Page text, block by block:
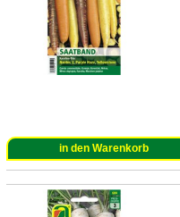
in den Warenkorb